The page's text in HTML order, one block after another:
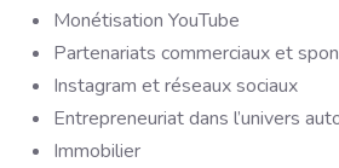
Monétisation YouTube
Partenariats commerciaux et
Instagram et réseaux sociaux
Entrepreneuriat dans l’univers
Immobilier